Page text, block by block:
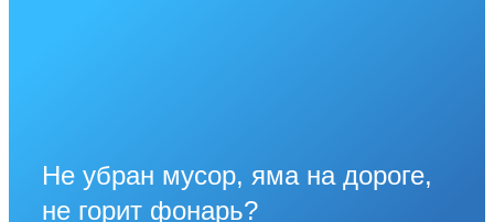
Не убран мусор, яма на дороге,
не горит фонарь?